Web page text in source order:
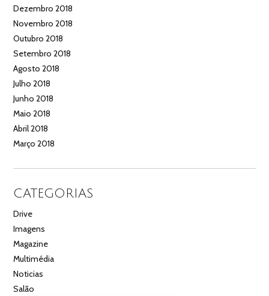
Dezembro 2018
Novembro 2018
Outubro 2018
Setembro 2018
Agosto 2018
Julho 2018
Junho 2018
Maio 2018
Abril 2018
Março 2018
CATEGORIAS
Drive
Imagens
Magazine
Multimédia
Noticias
Salão